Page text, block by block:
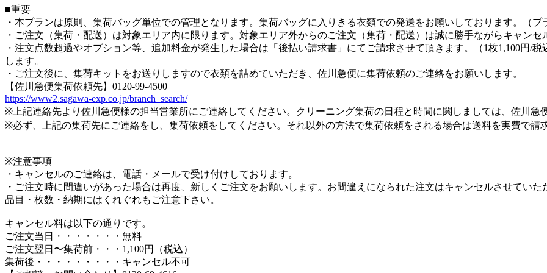
■重要
・本プランは原則、集荷バッグ単位での管理となります。集荷バッグに入りきる衣類での発送をお願いしております。（
・ご注文（集荷・配送）は対象エリア内に限ります。対象エリア外からのご注文（集荷・配送）は誠に勝手ながらキャン
・注文点数超過やオプション等、追加料金が発生した場合は「後払い請求書」にてご請求させて頂きます。（1枚1,100円/
します。
・ご注文後に、集荷キットをお送りしますので衣類を詰めていただき、佐川急便に集荷依頼のご連絡をお願いします。
【佐川急便集荷依頼先】0120-99-4500
https://www2.sagawa-exp.co.jp/branch_search/
※上記連絡先より佐川急便様の担当営業所にご連絡してください。クリーニング集荷の日程と時間に関しましては、佐川急
※必ず、上記の集荷先にご連絡をし、集荷依頼をしてください。それ以外の方法で集荷依頼をされる場合は送料を実費で請
※注意事項
・キャンセルのご連絡は、電話・メールで受け付けしております。
・ご注文時に間違いがあった場合は再度、新しくご注文をお願いします。お間違えになられた注文はキャンセルさせてい
品目・枚数・納期にはくれぐれもご注意下さい。
キャンセル料は以下の通りです。
ご注文当日・・・・・・・無料
ご注文翌日〜集荷前・・・1,100円（税込）
集荷後・・・・・・・・・キャンセル不可